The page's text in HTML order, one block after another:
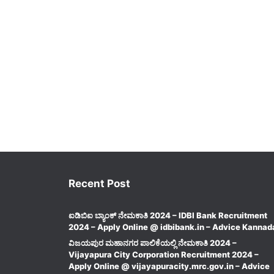
Recent Post
ಐಡಿಬಿಐ ಬ್ಯಾಂಕ್ ನೇಮಕಾತಿ 2024 – IDBI Bank Recruitment
2024 – Apply Online @ idbibank.in – Advice
ವಿಜಯಪುರ ಮಹಾನಗರ ಪಾಲಿಕೆಯಲ್ಲಿ ನೇಮಕಾತಿ 2024 –
Vijayapura City Corporation Recruitment 2024 –
Apply Online @ vijayapuracity.mrc.gov.in – Advice